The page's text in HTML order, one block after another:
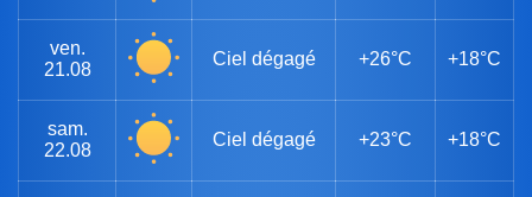
ven.
21.08
Ciel dégagé +26°C +18°C
sam.
22.08
Ciel dégagé +23°C +18°C